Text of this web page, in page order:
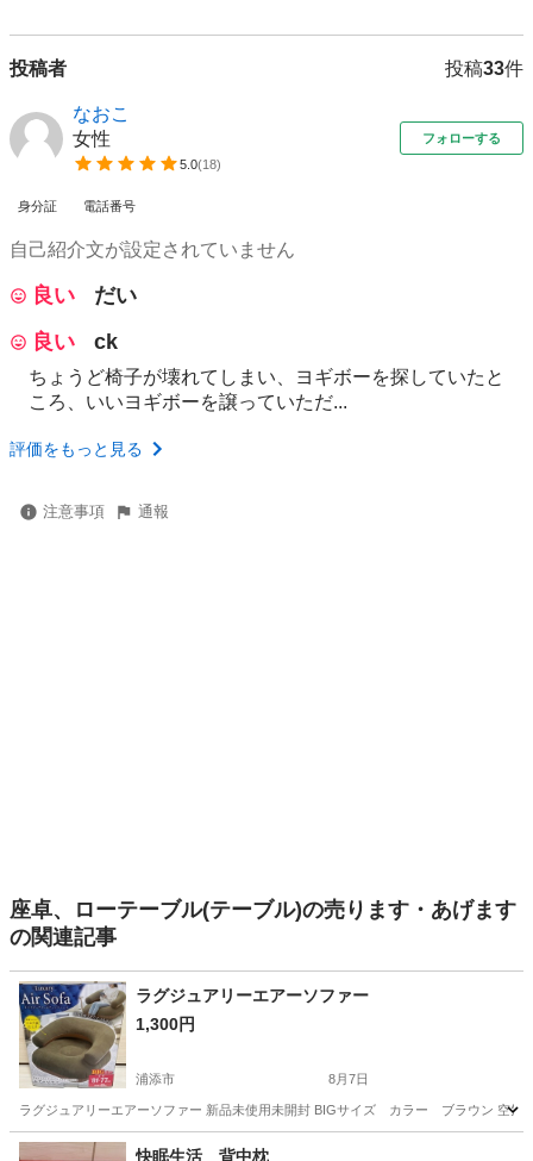
投稿者 投稿33件
なおこ
女性
5.0(18)
フォローする
身分証 電話番号
自己紹介文が設定されていません
良い
だい
良い
ck
ちょうど椅子が壊れてしまい、ヨギボーを探していたと
ころ、いいヨギボーを譲っていただ...
評価をもっと見る
注意事項 通報
座卓、ローテーブル(テーブル)の売ります・あげます
の関連記事
ラグジュアリーエアーソファー
1,300円
浦添市 8月7日
ラグジュアリーエアーソファー 新品未使用未開封 BIGサイズ カラー ブラウン 空気
沖縄 浦添市 椅子 エアー
快眠生活 背中枕